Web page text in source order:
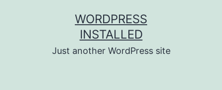
WORDPRESS
INSTALLED
Just another WordPress site